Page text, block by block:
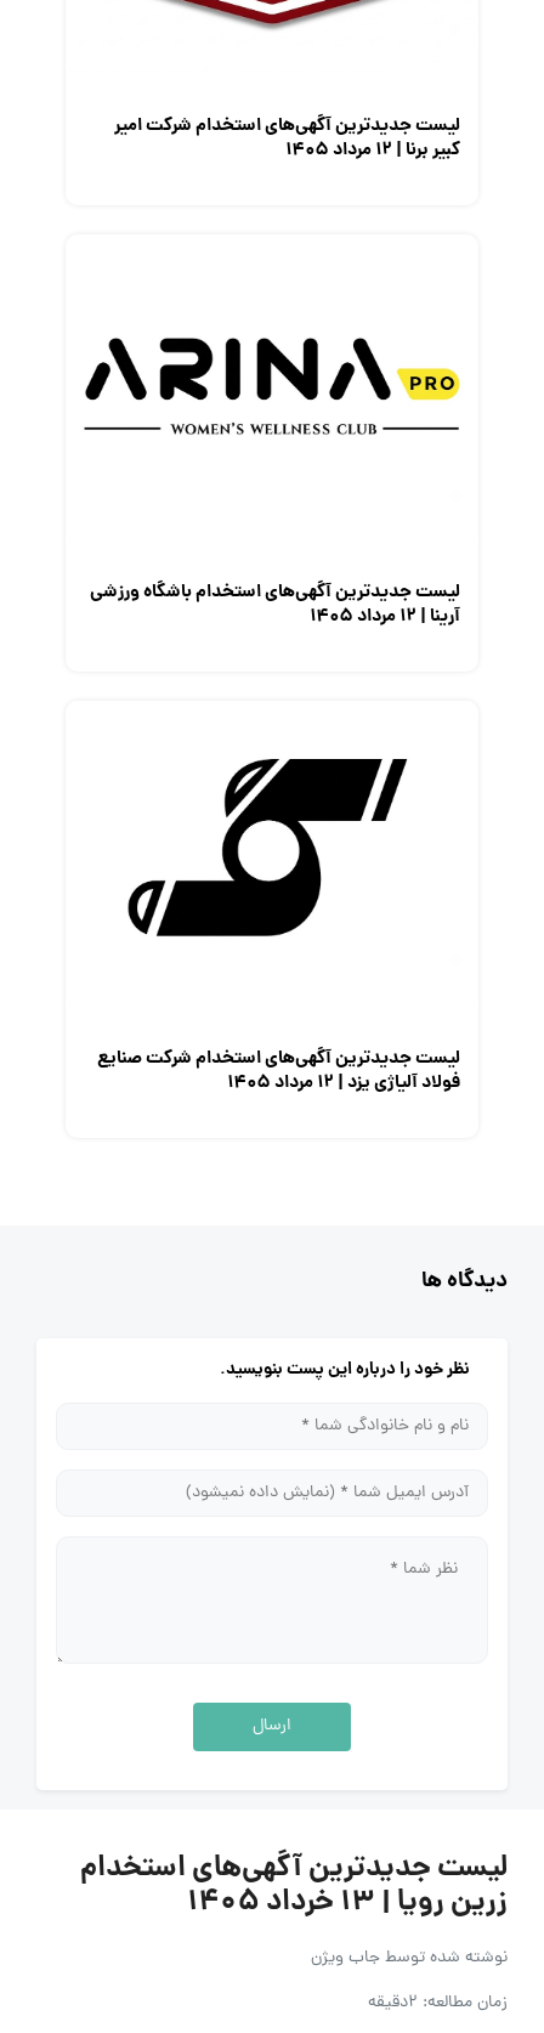
لیست جدیدترین آگهی‌های استخدام شرکت امیر
کبیر برنا | ۱۲ مرداد ۱۴۰۵
لیست جدیدترین آگهی‌های استخدام باشگاه ورزشی
آرینا | ۱۲ مرداد ۱۴۰۵
لیست جدیدترین آگهی‌های استخدام شرکت صنایع
فولاد آلیاژی یزد | ۱۲ مرداد ۱۴۰۵
دیدگاه ها
نظر خود را درباره این پست بنویسید.
ارسال
لیست جدیدترین آگهی‌های استخدام
زرین رویا | ۱۳ خرداد ۱۴۰۵
نوشته شده توسطجاب ویژن
زمان مطالعه: 2دقیقه